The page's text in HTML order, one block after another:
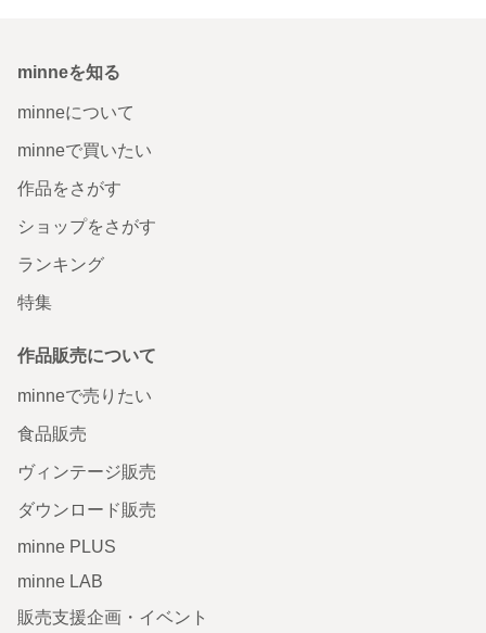
minneを知る
minneについて
minneで買いたい
作品をさがす
ショップをさがす
ランキング
特集
作品販売について
minneで売りたい
食品販売
ヴィンテージ販売
ダウンロード販売
minne PLUS
minne LAB
販売支援企画・イベント